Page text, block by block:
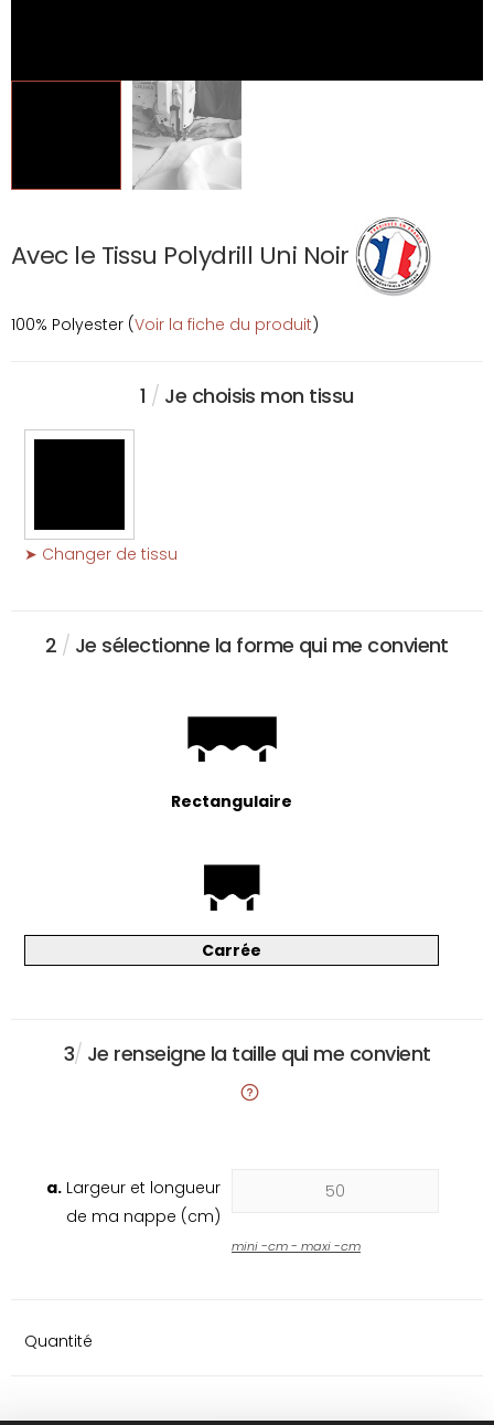
Avec le Tissu Polydrill Uni Noir
100% Polyester (Voir la fiche du produit)
1 / Je choisis mon tissu
➤ Changer de tissu
2 / Je sélectionne la forme qui me convient
Rectangulaire
Carrée
3/ Je renseigne la taille qui me convient
a. Largeur et longueur
de ma nappe (cm)
mini-cm - maxi-cm
Quantité